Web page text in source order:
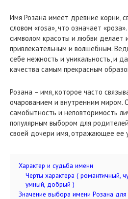
Имя Розана имеет древние корни,
словом «rosa», что означает
символом красоты и любви делает
привлекательным и волшебным.
себе нежность и уникальность, и
качества самым прекрасным
Розана – имя, которое часто
очарованием и внутренним миром.
самобытность и неповторимость
популярным выбором для
своей дочери имя, отражающее ее
Характер и судьба имени
Черты характера ( романтичный,
умный, добрый )
Значение выбора имени Розана